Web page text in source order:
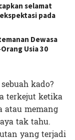
selamat
pada
Dewasa
Usia 30
kado?
terkejut ketika
atau memang
tak tahu.
yang terjadi